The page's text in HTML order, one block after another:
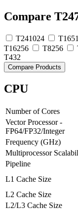
Compare
T241024
T16256
T8256
T432
Compare Products
CPU
Number of Cores
Vector Processor -
FP64/FP32/Integer
Frequency (GHz)
Multiprocessor
Pipeline
L1 Cache Size
L2 Cache Size
L2/L3 Cache Size